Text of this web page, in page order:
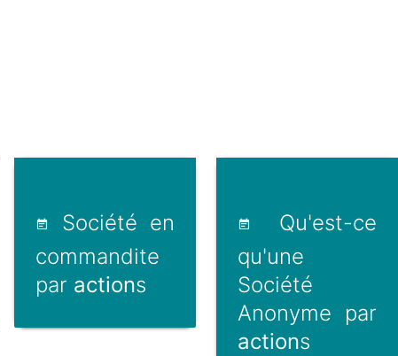
Société en
commandite
par actions
Qu'est-ce
qu'une
Société
Anonyme par
actions